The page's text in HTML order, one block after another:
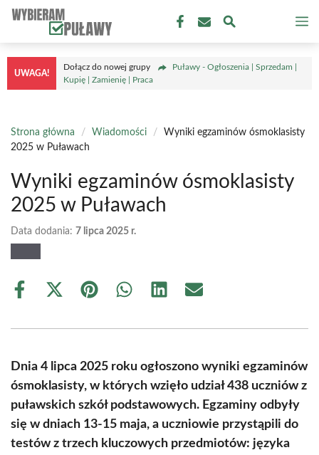
Przejdź
treści
UWAGA!
Dołącz do nowej grupy
Puławy - Ogłoszenia | Sprzedam |
Kupię | Zamienię | Praca
Strona główna / Wiadomości /
Wyniki egzaminów ósmoklasisty
2025 w Puławach
Wyniki egzaminów ósmoklasisty
2025 w Puławach
Data dodania: 7 lipca 2025 r.
Share
Share
(Twitter)
Share Share Share Share
Dnia 4 lipca 2025 roku ogłoszono wyniki egzaminów
ósmoklasisty, w których wzięło udział 438 uczniów z
puławskich szkół podstawowych. Egzaminy odbyły
się w dniach 13-15 maja, a uczniowie przystąpili do
testów z trzech kluczowych przedmiotów: języka